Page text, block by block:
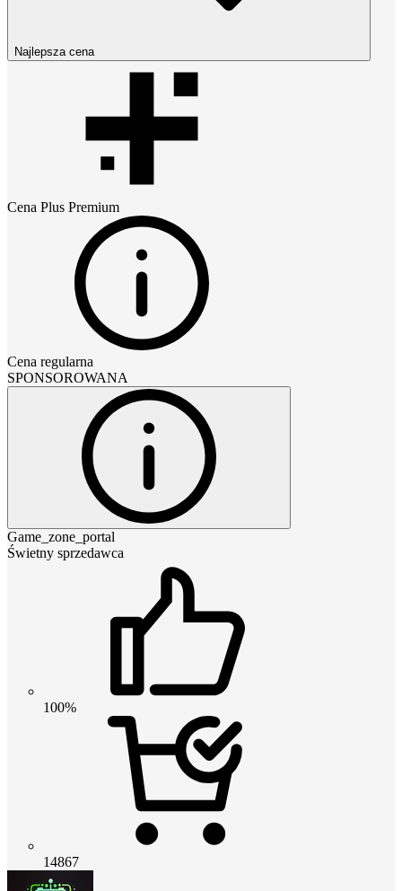
Najlepsza cena
Cena Plus Premium
Cena regularna
SPONSOROWANA
Game_zone_portal
Świetny sprzedawca
100%
14867